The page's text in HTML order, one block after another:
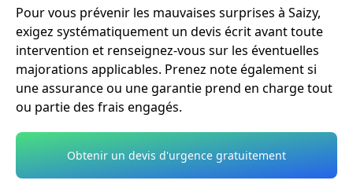
Pour vous prévenir les mauvaises surprises à Saizy,
exigez systématiquement un devis écrit avant toute
intervention et renseignez-vous sur les éventuelles
majorations applicables. Prenez note également si
une assurance ou une garantie prend en charge tout
ou partie des frais engagés.
Obtenir un devis d'urgence gratuitement